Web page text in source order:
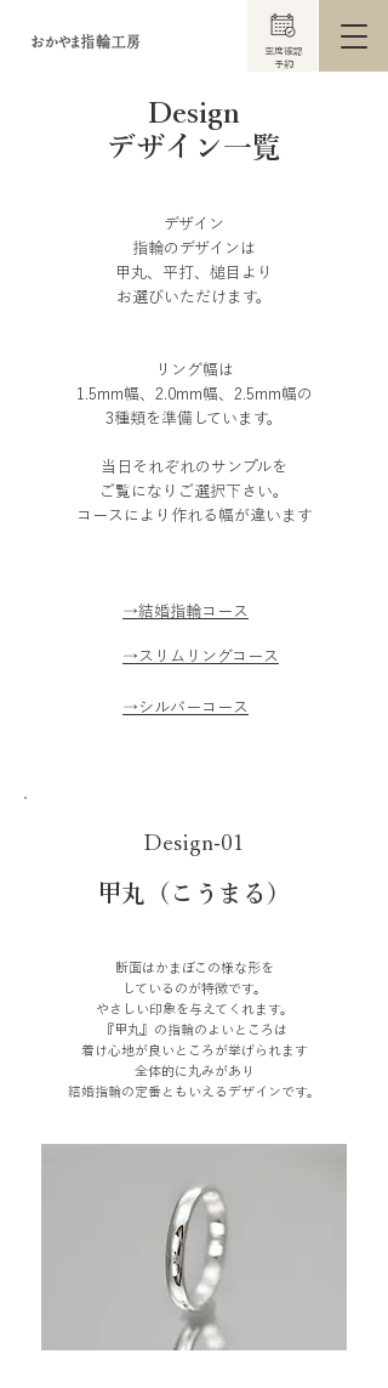
​空席確認
​予約
Design
​デザイン一覧
​デザイン
指輪のデザインは
甲丸、平打、槌目より
お選びいただけます。
リング幅は
1.5mm幅、2.0mm幅、2.5mm幅の
3種類を準備しています。
当日それぞれのサンプルを
ご覧になりご選択下さい。​
コースにより作れる幅が違います
→結婚指輪コース
→スリムリングコース
→シルバーコース
Design-01
​甲丸（こうまる）
断面はかまぼこの様な形を
しているのが特徴です。
やさしい印象を与えてくれます。
『甲丸』の指輪のよいところは
着け心地が良いところが挙げられます
全体的に丸みがあり
結婚指輪の定番ともいえるデザインです。